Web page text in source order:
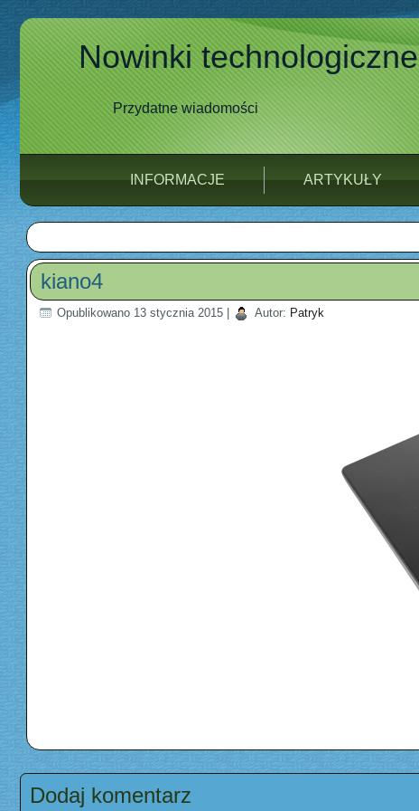
Nowinki technologiczne
Przydatne wiadomości
INFORMACJE ARTYKUŁY
kiano4
Opublikowano 13 stycznia 2015 Autor: Patryk
Dodaj komentarz